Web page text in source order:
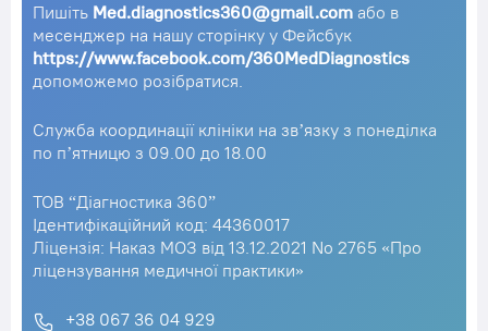
Пишіть Med.diagnostics360@gmail.com або в
месенджер на нашу сторінку у Фейсбук
https://www.facebook.com/360MedDiagnostics
допоможемо розібратися.
Служба координації клініки на зв’язку з понеділка
по п’ятницю з 09.00 до 18.00
ТОВ “Діагностика 360”
Ідентифікаційний код: 44360017
Ліцензія: Наказ МОЗ від 13.12.2021 No 2765 «Про
ліцензування медичної практики»
+38 067 36 04 929